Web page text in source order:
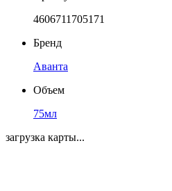
4606711705171
Бренд
Аванта
Объем
75мл
загрузка карты...